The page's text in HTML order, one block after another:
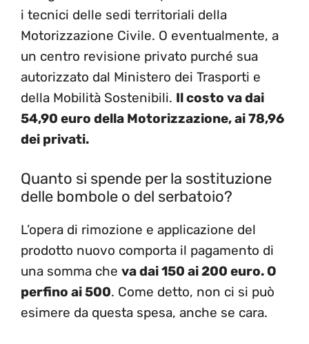
i tecnici delle sedi territoriali della
Motorizzazione Civile. O eventualmente, a
un centro revisione privato purché sua
autorizzato dal Ministero dei Trasporti e
della Mobilità Sostenibili. Il costo va dai
54,90 euro della Motorizzazione, ai 78,96
dei privati.
Quanto si spende per la sostituzione
delle bombole o del serbatoio?
L’opera di rimozione e applicazione del
prodotto nuovo comporta il pagamento di
una somma che va dai 150 ai 200 euro. O
perfino ai 500. Come detto, non ci si può
esimere da questa spesa, anche se cara.